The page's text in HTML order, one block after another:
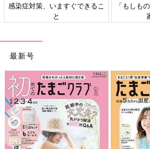
すぐできるこ
「もしものときの」赤ちゃん
最新号